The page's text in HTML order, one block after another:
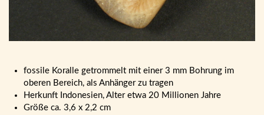
fossile Koralle getrommelt mit einer 3 mm Bohrung im
oberen Bereich, als Anhänger zu tragen
Herkunft Indonesien, Alter etwa 20 Millionen Jahre
Größe ca. 3,6 x 2,2 cm